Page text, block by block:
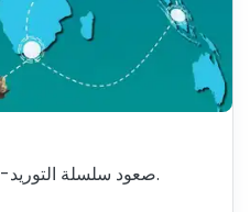
صعود سلسلة التوريد- كيف شكلت الأعمال الحديثة.